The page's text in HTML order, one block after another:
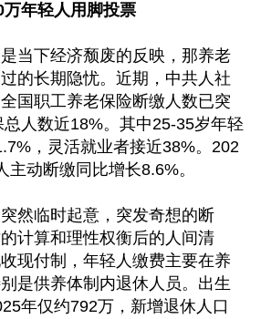
年轻人用脚投票
当下经济颓废的反映，那养老
的长期隐忧。近期，中共人社
国职工养老保险断缴人数已突
人数近18%。其中25-35岁年轻
，灵活就业者接近38%。202
主动断缴同比增长8.6%。
然临时起意，突发奇想的断
计算和理性权衡后的人间清
现付制，年轻人缴费主要在养
是供养体制内退休人员。出生
年仅约792万，新增退休人口